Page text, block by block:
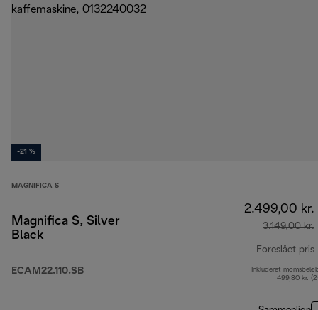
-21 %
MAGNIFICA S
Magnifica S, Silver
Black
ECAM22.110.SB
2.499,00 kr.
3.149,00 kr.
Foreslået pris
Inkluderet
499,80 kr.